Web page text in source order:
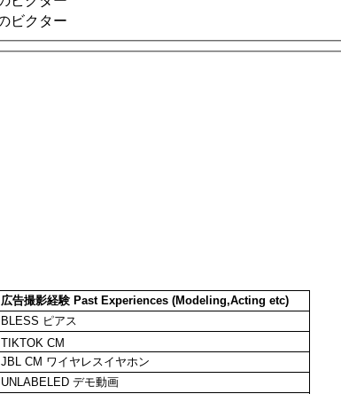
広告撮影経験 Past Experiences (Modeling,Acting etc)
BLESS ピアス
TIKTOK CM
JBL CM ワイヤレスイヤホン
UNLABELED デモ動画